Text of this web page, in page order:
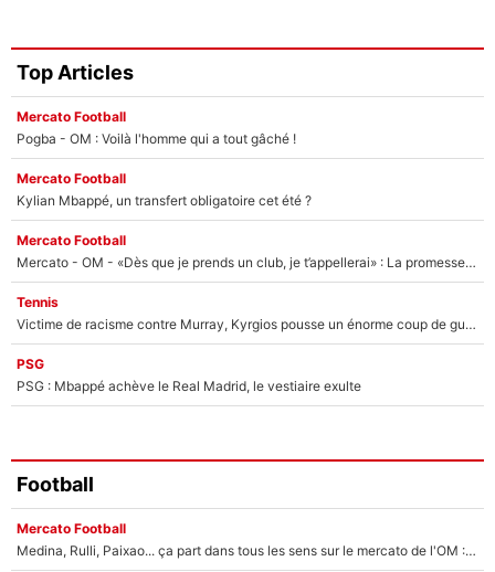
Top Articles
Mercato Football
Pogba - OM : Voilà l'homme qui a tout gâché !
Mercato Football
Kylian Mbappé, un transfert obligatoire cet été ?
Mercato Football
Mercato - OM - «Dès que je prends un club, je t’appellerai» : La promesse de Marcelino au moment de claquer la porte
Tennis
Victime de racisme contre Murray, Kyrgios pousse un énorme coup de gueule !
PSG
PSG : Mbappé achève le Real Madrid, le vestiaire exulte
Football
Mercato Football
Medina, Rulli, Paixao... ça part dans tous les sens sur le mercato de l'OM : Frank McCourt va enfin récupérer l'argent qu'il attend ?